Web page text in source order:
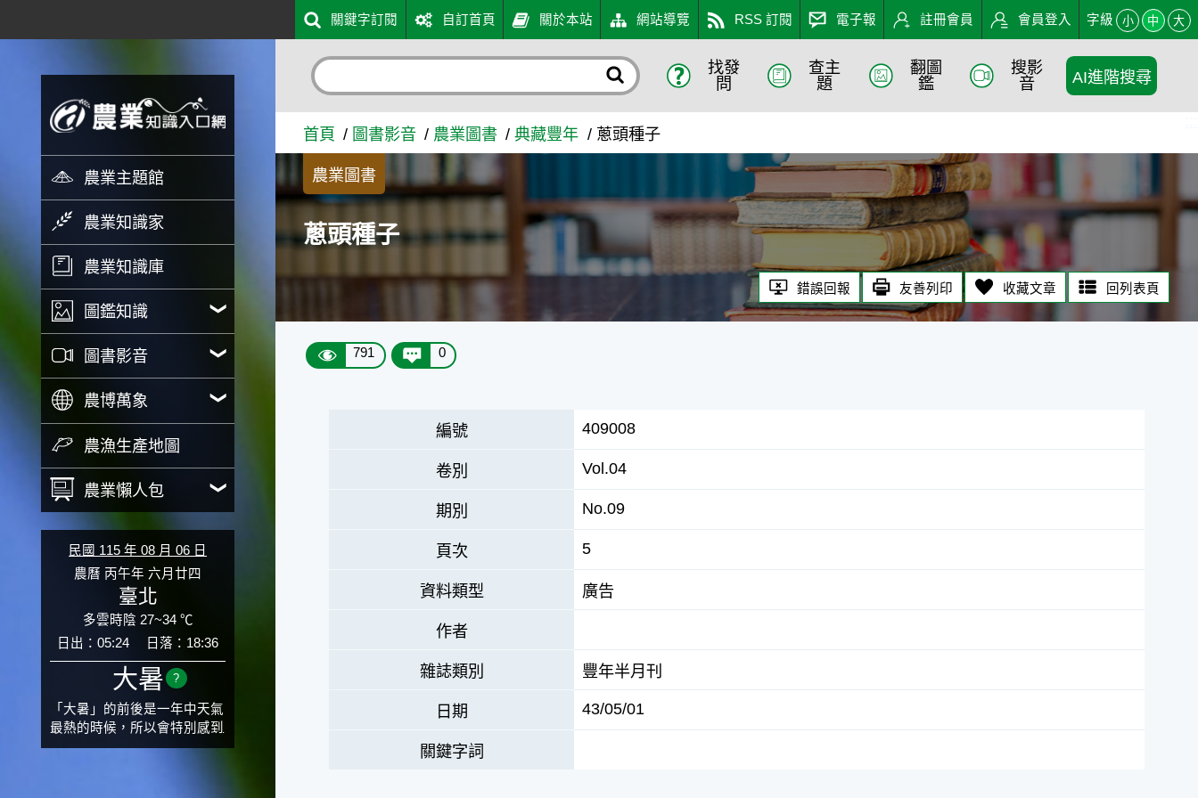
蔥頭種子 - 農業知識入口網
農業主題館
農業知識家
農業知識庫
圖鑑知識
圖書影音
農博萬象
農漁生產地圖
農業懶人包
民國 115 年 08 月 06 日
農曆 丙午年 六月廿四
臺北
多雲時陰 27~34 ℃
日出：05:24
日落：18:36
大暑 ?
「大暑」的前後是一年中天氣
最熱的時候，所以會特別感到
氣候炙熱難耐。有句俗話「小
關鍵字訂閱 自訂首頁 關於本站 網站導覽 RSS 訂閱 電子報 註冊會員 會員登入 字級 小 中 大
找發
問
查主
題
翻圖
鑑
搜影
音
AI進階搜尋
首頁 圖書影音 農業圖書 典藏豐年 蔥頭種子
農業圖書
蔥頭種子
錯誤回報 友善列印 收藏文章 回列表頁
791 0
編號 409008
卷別 Vol.04
期別 No.09
頁次 5
資料類型 廣告
作者
雜誌類別 豐年半月刊
日期 43/05/01
關鍵字詞